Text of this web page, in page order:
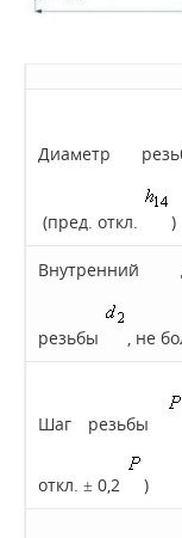
Диаметр
(пред. откл. )
Внутренний
резьбы , не
Шаг резьбы
откл. ± 0,2 )